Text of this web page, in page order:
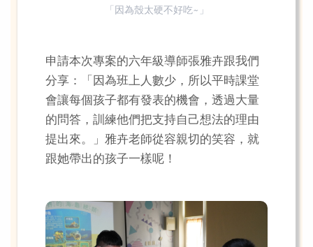
「因為殼太硬不好吃~」
申請本次專案的六年級導師張雅卉跟我們
分享：「因為班上人數少，所以平時課堂
會讓每個孩子都有發表的機會，透過大量
的問答，訓練他們把支持自己想法的理由
提出來。」雅卉老師從容親切的笑容，就
跟她帶出的孩子一樣呢！